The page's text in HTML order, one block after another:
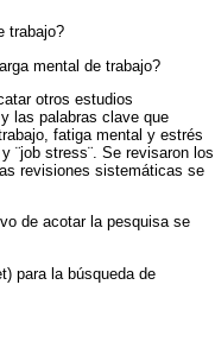
trabajo?
mental de trabajo?
otros estudios
las palabras clave que
fatiga mental y estrés
¨job stress¨. Se revisaron los
revisiones sistemáticas se
de acotar la pesquisa se
para la búsqueda de